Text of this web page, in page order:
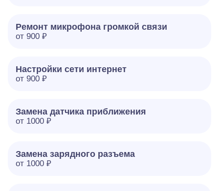
Ремонт микрофона громкой связи
от 900 ₽
Настройки сети интернет
от 900 ₽
Замена датчика приближения
от 1000 ₽
Замена зарядного разъема
от 1000 ₽